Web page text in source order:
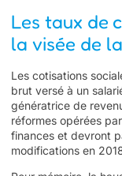
Les taux de
la visée de
Les cotisations
brut versé à un
génératrice de
réformes opérées
finances et devront
modifications en